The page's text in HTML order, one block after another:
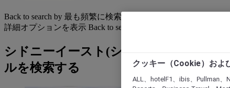
Back to search by 最も頻繁に検索されています
詳細オプションを表示 Back to search by categories
シドニーイースト(シドニー東部): ホテ
ルを検索する
クッキー（Cookie）およ
ALL、hotelF1、ibis、Pullman